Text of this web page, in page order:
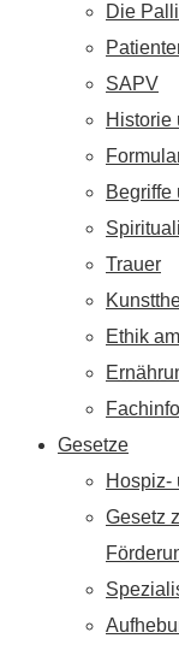
Die
SAPV
Historie
Begriffe
Trauer
Ethik
Gesetze
Hospiz-
Gesetz